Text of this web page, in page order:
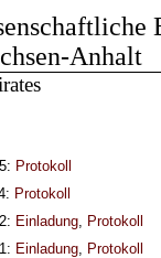
Anhalt
Protokoll
Protokoll
Einladung, Protokoll
Einladung, Protokoll